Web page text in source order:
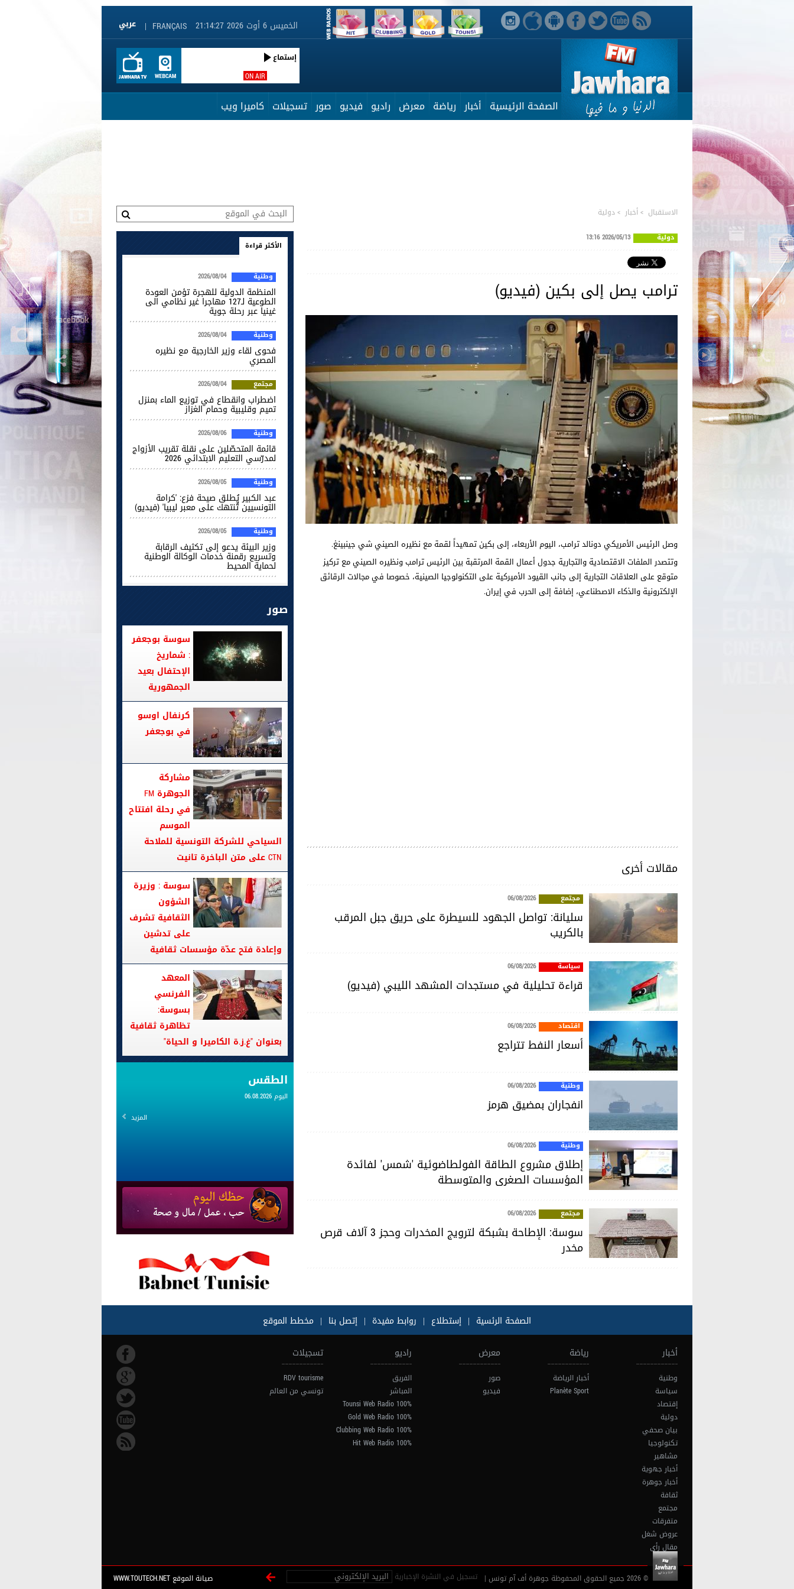
FRANÇAIS
| الخميس 6 أوت 2026 21:14:27
ON AIR
إستماع
الصفحة الرئيسية أخبار رياضة معرض راديو فيديو صور تسجيلات كاميرا ويب
الاستقبال >أخبار >دولية
دولية 2026/05/13 13:16
ترامب يصل إلى بكين (فيديو)
وصل الرئيس الأمريكي دونالد ترامب، اليوم الأربعاء، إلى بكين تمهيداً لقمة مع نظيره الصيني شي جينبينغ.
وتتصدر الملفات الاقتصادية والتجارية جدول أعمال القمة المرتقبة بين الرئيس ترامب ونظيره الصيني مع تركيز
متوقع على العلاقات التجارية إلى جانب القيود الأميركية على التكنولوجيا الصينية، خصوصا في مجالات الرقائق
الإلكترونية والذكاء الاصطناعي، إضافة إلى الحرب في إيران.
مقالات أخرى
مجتمع 06/08/2026
سليانة: تواصل الجهود للسيطرة على حريق جبل المرقب
بالكريب
سياسة 06/08/2026
قراءة تحليلية في مستجدات المشهد الليبي (فيديو)
اقتصاد 06/08/2026
أسعار النفط تتراجع
وطنية 06/08/2026
انفجاران بمضيق هرمز
وطنية 06/08/2026
إطلاق مشروع الطاقة الفولطاضوئية 'شمس' لفائدة
المؤسسات الصغرى والمتوسطة
مجتمع 06/08/2026
سوسة: الإطاحة بشبكة لترويج المخدرات وحجز 3 آلاف قرص
مخدر
الأكثر قراءة
وطنية 2026/08/04
المنظمة الدولية للهجرة تؤمن العودة
الطوعية لـ127 مهاجرا غير نظامي الى
غينيا عبر رحلة جوية
وطنية 2026/08/04
فحوى لقاء وزير الخارجية مع نظيره
المصري
مجتمع 2026/08/04
اضطراب وانقطاع في توزيع الماء بمنزل
تميم وقليبية وحمام الغزاز
وطنية 2026/08/06
قائمة المتحصّلين على نقلة تقريب الأزواج
لمدرّسي التعليم الابتدائي 2026
وطنية 2026/08/05
عبد الكبير يُطلق صيحة فزع: 'كرامة
التونسيين تُنتهك على معبر ليبيا' (فيديو)
وطنية 2026/08/05
وزير البيئة يدعو إلى تكثيف الرقابة
وتسريع رقمنة خدمات الوكالة الوطنية
لحماية المحيط
صور
سوسة بوجعفر
: شماريخ
الإحتفال بعيد
الجمهورية
كرنفال اوسو
في بوجعفر
مشاركة
الجوهرة FM
في رحلة افتتاح
الموسم
السياحي للشركة التونسية للملاحة
CTN على متن الباخرة تانيت
سوسة : وزيرة
الشؤون
الثقافية تشرف
على تدشين
وإعادة فتح عدّة مؤسسات ثقافية
المعهد
الفرنسي
بسوسة:
تظاهرة ثقافية
بعنوان "غ.ز.ة الكاميرا و الحياة"
الطقس
اليوم 06.08.2026
المزيد
الصفحة الرئسية | إستطلاع | روابط مفيدة | إتصل بنا | مخطط الموقع
أخبار
وطنية
سياسة
إقتصاد
دولية
بيان صحفي
تكنولوجيا
مشاهير
أخبار جهوية
أخبار جوهرة
ثقافة
مجتمع
متفرقات
عروض شغل
مقال رأي
رياضة
أخبار الرياضة
Planète Sport
معرض
صور
فيديو
راديو
الفريق
المباشر
100% Tounsi Web Radio
100% Gold Web Radio
100% Clubbing Web Radio
100% Hit Web Radio
تسجيلات
RDV tourisme
تونسي من العالم
© 2026 جميع الحقوق المحفوظة جوهرة أف آم تونس | تسجيل في النشرة الإخبارية صيانة الموقع WWW.TOUTECH.NET